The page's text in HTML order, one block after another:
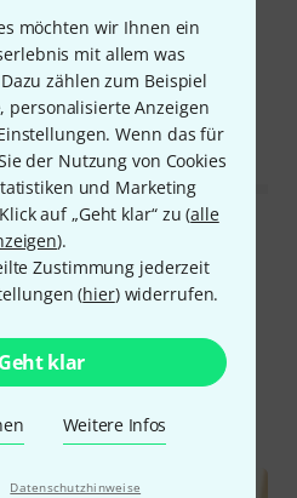
möchten wir Ihnen ein
mit allem was
zählen zum Beispiel
personalisierte Anzeigen
Wenn das für
der Nutzung von Cookies
und Marketing
auf „Geht klar“ zu (alle
).
Zustimmung jederzeit
(hier) widerrufen.
Geht klar
Weitere Infos
Datenschutzhinweise
einwandfrei für
adapter
MELDEN
lesen